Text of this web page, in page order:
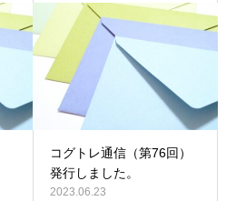
コグトレ通信（第76回）
発行しました。
2023.06.23